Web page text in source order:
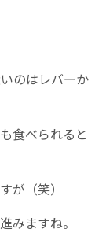
のはレバーか
食べられると
が（笑）
みますね。